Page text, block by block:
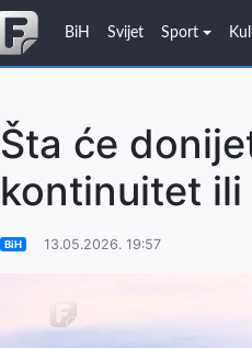
BiH Svijet Sport
Šta će
kontinuitet ili
BiH 13.05.2026. 19:57